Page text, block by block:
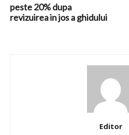
peste 20% dupa
revizuirea in jos a ghidului
Editor